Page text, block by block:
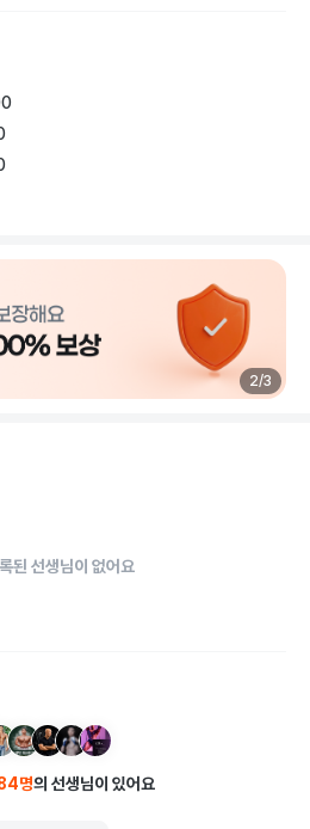
세, 재활운동, 다이어트, 근
거있는 트레이닝을 통해 단계
드립니다.
약)
2/3
된 선생님이 없어요
명의 선생님이 있어요